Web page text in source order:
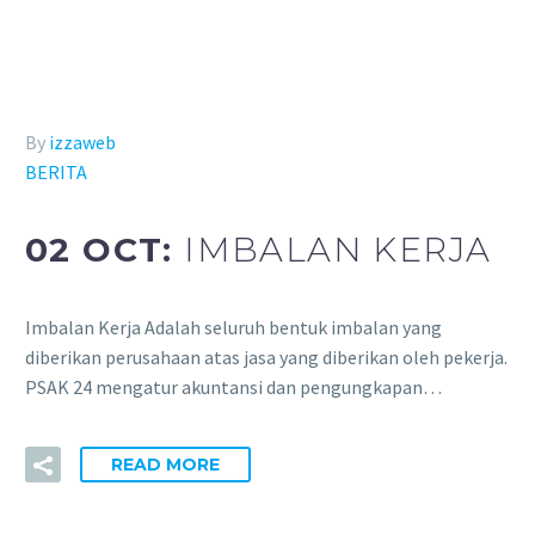
By izzaweb
BERITA
02 OCT: IMBALAN KERJA
Imbalan Kerja Adalah seluruh bentuk imbalan yang
diberikan perusahaan atas jasa yang diberikan oleh pekerja.
PSAK 24 mengatur akuntansi dan pengungkapan…
READ MORE